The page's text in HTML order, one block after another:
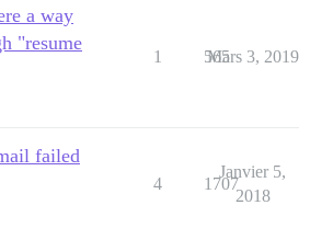
a way
"resume
1 565
Mars 3, 2019
failed
4 1707
Janvier 5,
2018